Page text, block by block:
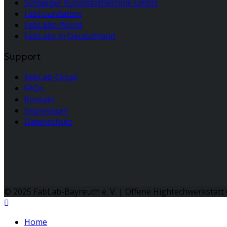
Schlaeger Kunststofftechnik GmbH
FabFoundation
FabLabs-World
FabLabs in Deutschland
Support
FabLab-Cloud
FAQs
Kontakt
Impressum
Datenschutz
© 2025 FabLab-Bayreuth e. V. | Offene
Home